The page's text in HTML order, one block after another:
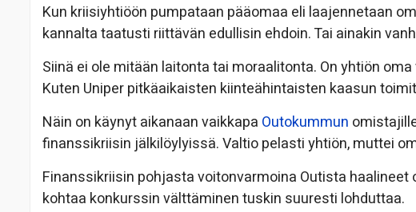
Kun kriisiyhtiöön pumpataan pääomaa eli laajennetaan
kannalta taatusti riittävän edullisin ehdoin. Tai ainakin
Siinä ei ole mitään laitonta tai moraalitonta. On yhtiön
Kuten Uniper pitkäaikaisten kiinteähintaisten kaasun
Näin on käynyt aikanaan vaikkapa Outokummun
finanssikriisin jälkilöylyissä. Valtio pelasti yhtiön, muttei
Finanssikriisin pohjasta voitonvarmoina Outista
kohtaa konkurssin välttäminen tuskin suuresti lohduttaa.